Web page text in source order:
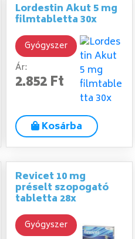
Lordestin Akut 5 mg
filmtabletta 30x
Gyógyszer
Ár:
2.852 Ft
Kosárba
Revicet 10 mg
préselt szopogató
tabletta 28x
Gyógyszer